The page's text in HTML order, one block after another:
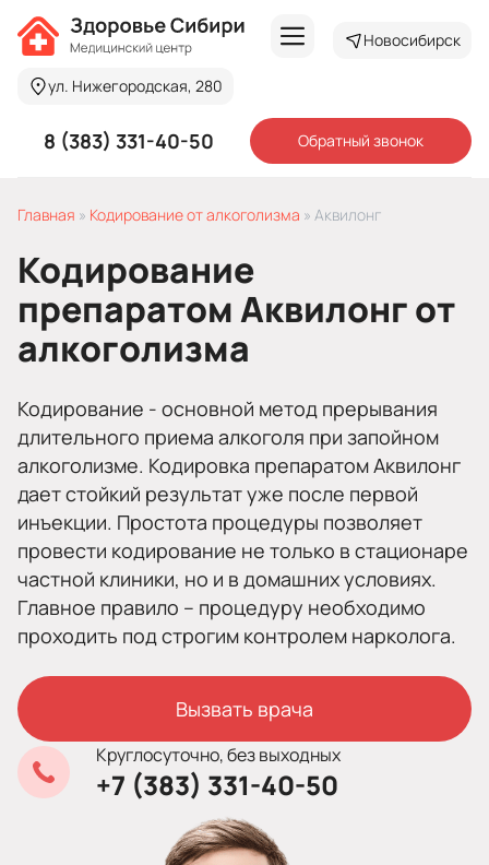
Новосибирск
ул. Нижегородская, 280
8 (383) 331-40-50 Обратный звонок
Главная » Кодирование от алкоголизма » Аквилонг
Кодирование
препаратом Аквилонг от
алкоголизма
Кодирование - основной метод прерывания
длительного приема алкоголя при запойном
алкоголизме. Кодировка препаратом Аквилонг
дает стойкий результат уже после первой
инъекции. Простота процедуры позволяет
провести кодирование не только в стационаре
частной клиники, но и в домашних условиях.
Главное правило – процедуру необходимо
проходить под строгим контролем нарколога.
Вызвать врача
Круглосуточно, без выходных
+7 (383) 331-40-50